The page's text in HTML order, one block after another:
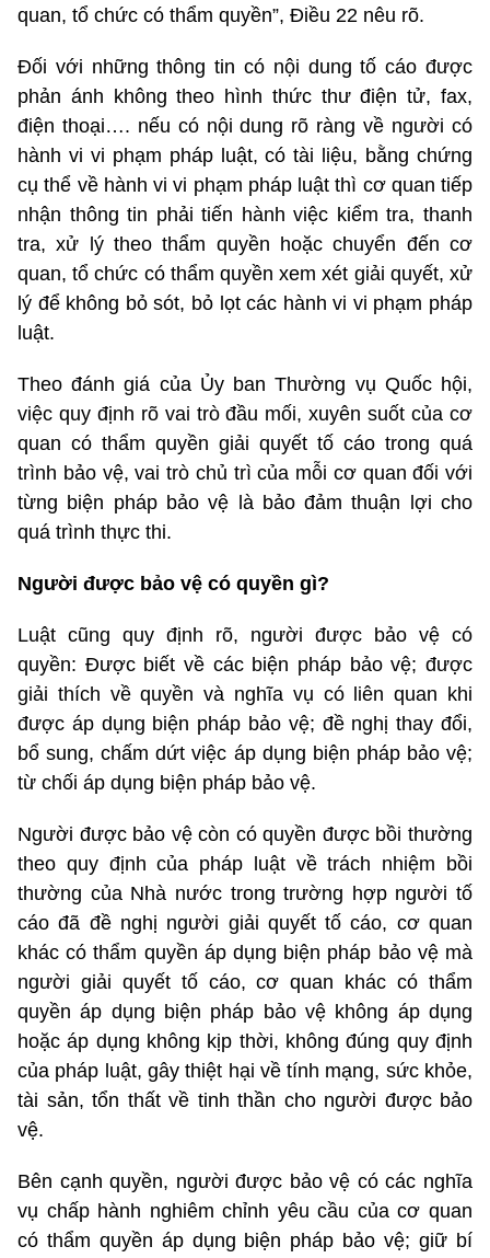
quan, tổ chức có thẩm quyền”, Điều 22 nêu rõ.
Đối với những thông tin có nội dung tố cáo được
phản ánh không theo hình thức thư điện tử, fax,
điện thoại…. nếu có nội dung rõ ràng về người có
hành vi vi phạm pháp luật, có tài liệu, bằng chứng
cụ thể về hành vi vi phạm pháp luật thì cơ quan tiếp
nhận thông tin phải tiến hành việc kiểm tra, thanh
tra, xử lý theo thẩm quyền hoặc chuyển đến cơ
quan, tổ chức có thẩm quyền xem xét giải quyết, xử
lý để không bỏ sót, bỏ lọt các hành vi vi phạm pháp
luật.
Theo đánh giá của Ủy ban Thường vụ Quốc hội,
việc quy định rõ vai trò đầu mối, xuyên suốt của cơ
quan có thẩm quyền giải quyết tố cáo trong quá
trình bảo vệ, vai trò chủ trì của mỗi cơ quan đối với
từng biện pháp bảo vệ là bảo đảm thuận lợi cho
quá trình thực thi.
Người được bảo vệ có quyền gì?
Luật cũng quy định rõ, người được bảo vệ có
quyền: Được biết về các biện pháp bảo vệ; được
giải thích về quyền và nghĩa vụ có liên quan khi
được áp dụng biện pháp bảo vệ; đề nghị thay đổi,
bổ sung, chấm dứt việc áp dụng biện pháp bảo vệ;
từ chối áp dụng biện pháp bảo vệ.
Người được bảo vệ còn có quyền được bồi thường
theo quy định của pháp luật về trách nhiệm bồi
thường của Nhà nước trong trường hợp người tố
cáo đã đề nghị người giải quyết tố cáo, cơ quan
khác có thẩm quyền áp dụng biện pháp bảo vệ mà
người giải quyết tố cáo, cơ quan khác có thẩm
quyền áp dụng biện pháp bảo vệ không áp dụng
hoặc áp dụng không kịp thời, không đúng quy định
của pháp luật, gây thiệt hại về tính mạng, sức khỏe,
tài sản, tổn thất về tinh thần cho người được bảo
vệ.
Bên cạnh quyền, người được bảo vệ có các nghĩa
vụ chấp hành nghiêm chỉnh yêu cầu của cơ quan
có thẩm quyền áp dụng biện pháp bảo vệ; giữ bí